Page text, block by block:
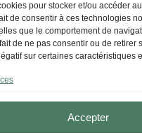
pour stocker et/ou accéder
de consentir à ces technologies
que le comportement de
de ne pas consentir ou de retirer
sur certaines caractéristiques
Accepter
I Refroidissement
| os | Muscles
| Jambes lourdes
urinaire
| Relaxation
| Perte de poids
| Cycles
| Métabolisme | Sucres